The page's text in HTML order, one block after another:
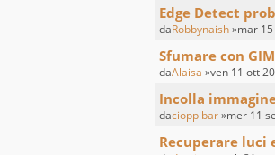
Edge Detect
daRobbynaish»mar
Sfumare con
daAlaisa »ven 11 ott
Incolla
dacioppibar»mer 11
Recuperare luci